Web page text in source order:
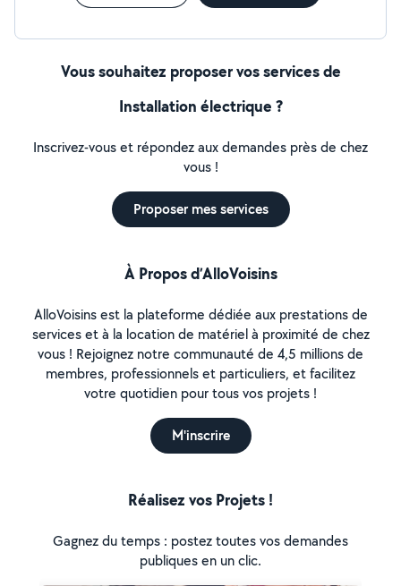
Vous souhaitez proposer vos services de
Installation électrique ?
Inscrivez-vous et répondez aux demandes près de chez
vous !
Proposer mes services
À Propos d’AlloVoisins
AlloVoisins est la plateforme dédiée aux prestations de
services et à la location de matériel à proximité de chez
vous ! Rejoignez notre communauté de 4,5 millions de
membres, professionnels et particuliers, et facilitez
votre quotidien pour tous vos projets !
M'inscrire
Réalisez vos Projets !
Gagnez du temps : postez toutes vos demandes
publiques en un clic.